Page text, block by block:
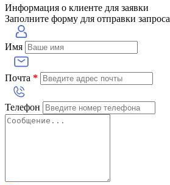
Информация о клиенте для заявки
Заполните форму для отправки запроса
Имя
Почта *
Телефон